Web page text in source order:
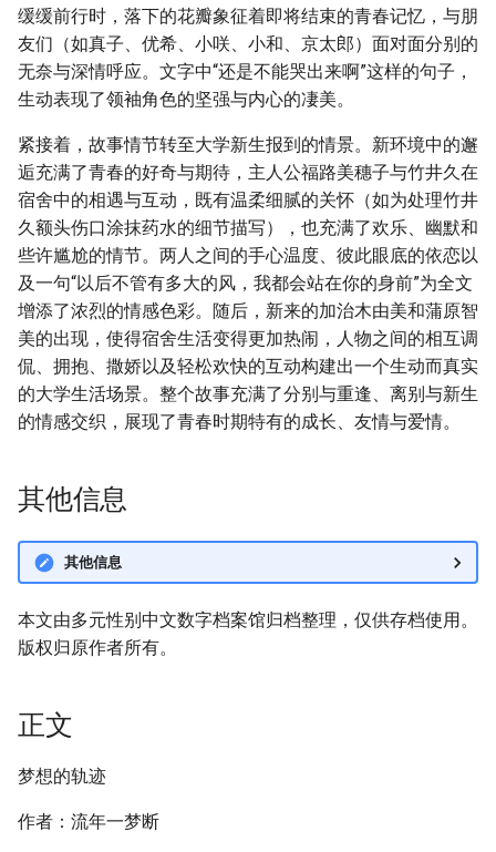
缓缓前行时，落下的花瓣象征着即将结束的青春记忆，与朋
友们（如真子、优希、小咲、小和、京太郎）面对面分别的
无奈与深情呼应。文字中“还是不能哭出来啊”这样的句子，
生动表现了领袖角色的坚强与内心的凄美。
紧接着，故事情节转至大学新生报到的情景。新环境中的邂
逅充满了青春的好奇与期待，主人公福路美穗子与竹井久在
宿舍中的相遇与互动，既有温柔细腻的关怀（如为处理竹井
久额头伤口涂抹药水的细节描写），也充满了欢乐、幽默和
些许尴尬的情节。两人之间的手心温度、彼此眼底的依恋以
及一句“以后不管有多大的风，我都会站在你的身前”为全文
增添了浓烈的情感色彩。随后，新来的加治木由美和蒲原智
美的出现，使得宿舍生活变得更加热闹，人物之间的相互调
侃、拥抱、撒娇以及轻松欢快的互动构建出一个生动而真实
的大学生活场景。整个故事充满了分别与重逢、离别与新生
的情感交织，展现了青春时期特有的成长、友情与爱情。
其他信息
其他信息
本文由多元性别中文数字档案馆归档整理，仅供存档使用。
版权归原作者所有。
正文
梦想的轨迹
作者：流年一梦断